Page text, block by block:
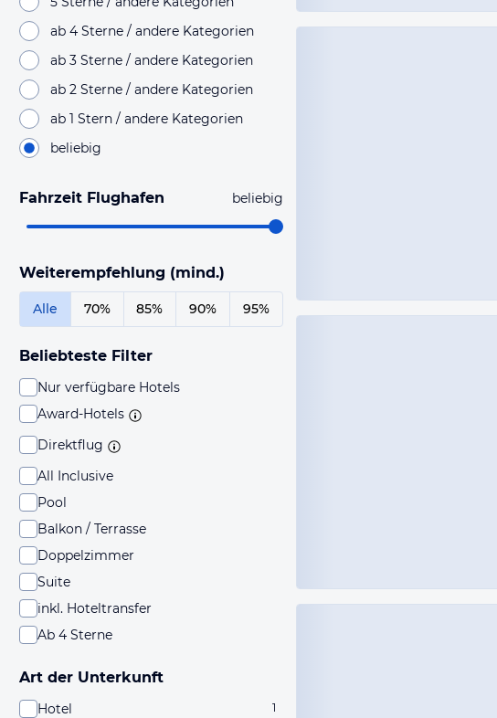
ab 4 Sterne / andere Kategorien
ab 3 Sterne / andere Kategorien
ab 2 Sterne / andere Kategorien
ab 1 Stern / andere Kategorien
beliebig
Fahrzeit Flughafen beliebig
Weiterempfehlung (mind.)
Alle 70% 85% 90% 95%
Beliebteste Filter
Nur verfügbare Hotels
Award-Hotels
Direktflug
All Inclusive
Pool
Balkon / Terrasse
Doppelzimmer
Suite
inkl. Hoteltransfer
Ab 4 Sterne
Art der Unterkunft
Hotel 1